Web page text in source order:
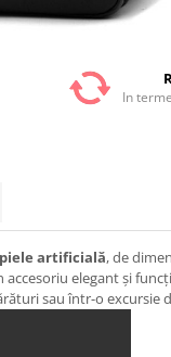
In
artificială, de
elegant și
sau într-o excursie